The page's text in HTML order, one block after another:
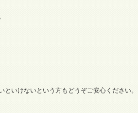
いけないという方もどうぞご安心ください。